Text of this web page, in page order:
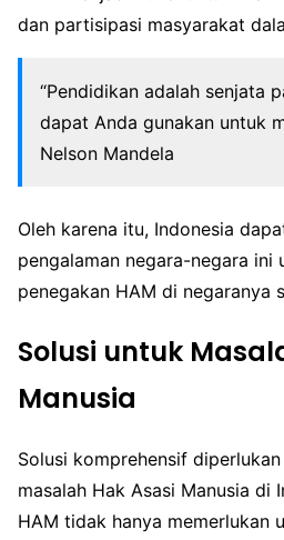
dan partisipasi masyarakat
“Pendidikan adalah senjata
dapat Anda gunakan untuk
Nelson Mandela
Oleh karena itu, Indonesia
pengalaman negara-negara ini
penegakan HAM di negaranya
Solusi untuk
Manusia
Solusi komprehensif
masalah Hak Asasi Manusia di
HAM tidak hanya memerlukan